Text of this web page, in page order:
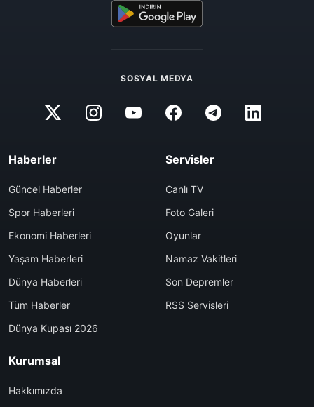
SOSYAL MEDYA
Haberler
Güncel Haberler
Spor Haberleri
Ekonomi Haberleri
Yaşam Haberleri
Dünya Haberleri
Tüm Haberler
Dünya Kupası 2026
Servisler
Canlı TV
Foto Galeri
Oyunlar
Namaz Vakitleri
Son Depremler
RSS Servisleri
Kurumsal
Hakkımızda